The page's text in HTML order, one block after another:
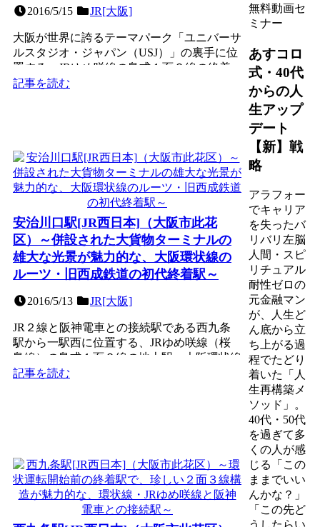
2016/5/15 JR[大阪]
大阪が世界に誇るテーマパーク「ユニバーサ
ルスタジオ・ジャパン（USJ）」の裏手に位
置する、JRゆめ咲線の島式１面２線の終着
駅。明治時代に「天...
記事を読む
安治川口駅[JR西日本]（大阪市此花
区）～併設された大貨物ターミナルの
雄大な光景が魅力的な、大阪環状線の
ルーツ・旧西成鉄道の初代終着駅～
2016/5/13 JR[大阪]
JR２線と阪神電車との接続駅である西九条
駅から一駅西に位置する、JRゆめ咲線（桜
島線）の島式１面２線の地上駅。大阪環状線
のルーツ一つである旧...
記事を読む
無料動画セ
ミナー
あすコロ
式・40代
からの人
生アップ
デート
【新】戦
略
アラフォー
でキャリア
を失ったバ
リバリ左脳
人間・スピ
リチュアル
耐性ゼロの
元金融マン
が、人生ど
ん底から立
ち上がる過
程でたどり
着いた「人
生再構築メ
ソッド」。
40代・50代
を過ぎて多
くの人が感
じる「この
ままでいい
んかな？」
「この先ど